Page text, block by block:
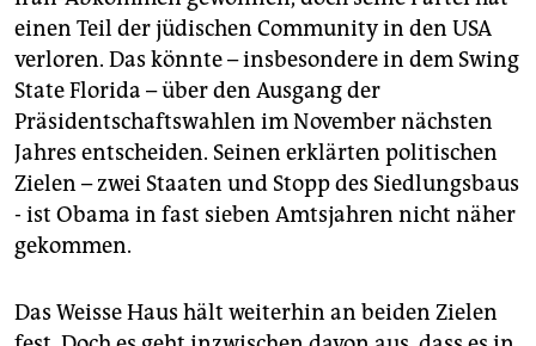
einen Teil der jüdischen Community in den USA
verloren. Das könnte – insbesondere in dem Swing
State Florida – über den Ausgang der
Präsidentschaftswahlen im November nächsten
Jahres entscheiden. Seinen erklärten politischen
Zielen – zwei Staaten und Stopp des Siedlungsbaus
- ist Obama in fast sieben Amtsjahren nicht näher
gekommen.
Das Weisse Haus hält weiterhin an beiden Zielen